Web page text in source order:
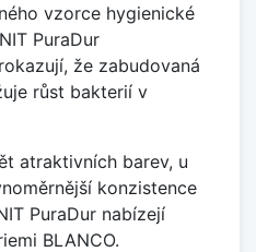
vzorce hygienické
PuraDur
že zabudovaná
růst bakterií v
atraktivních barev, u
konzistence
PuraDur nabízejí
BLANCO.